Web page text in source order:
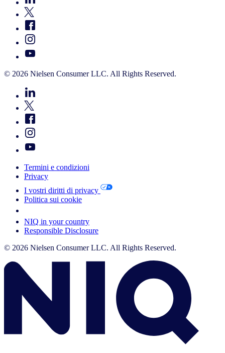
© 2026 Nielsen Consumer LLC. All Rights Reserved.
Termini e condizioni
Privacy
I vostri diritti di privacy
Politica sui cookie
NIQ in your country
Responsible Disclosure
© 2026 Nielsen Consumer LLC. All Rights Reserved.